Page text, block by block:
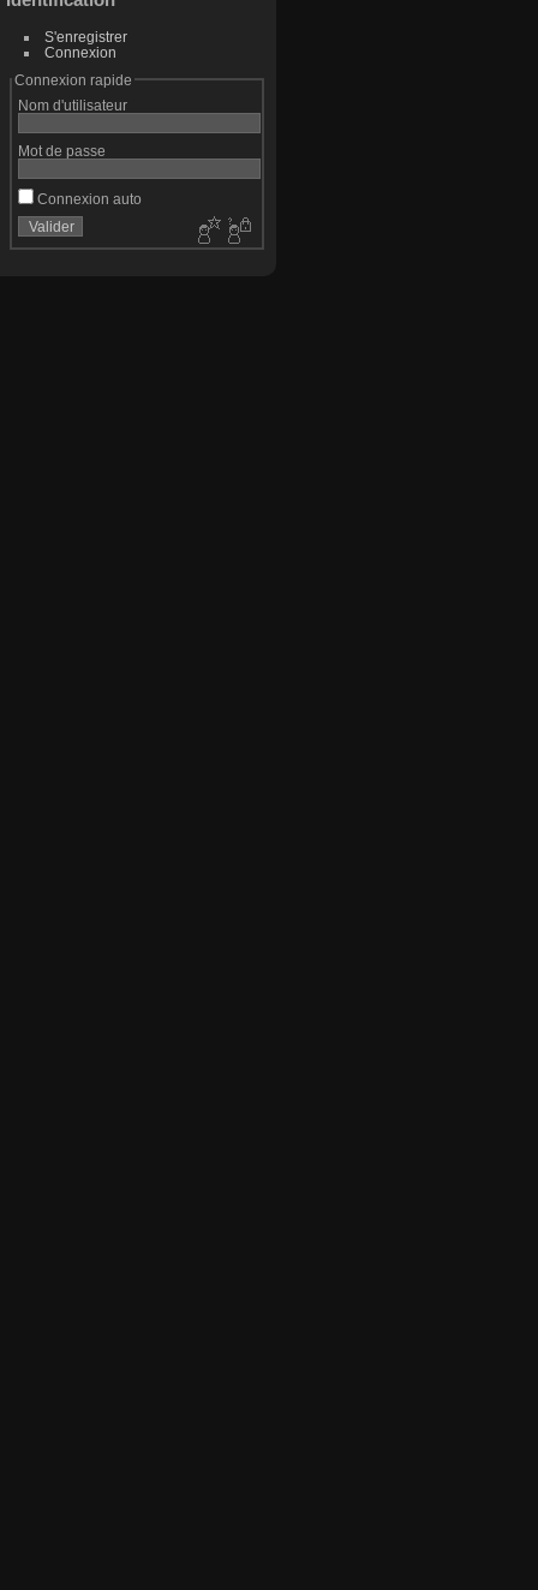
S'enregistrer
Connexion
Connexion rapide
Nom d'utilisateur
Mot de passe
Connexion auto